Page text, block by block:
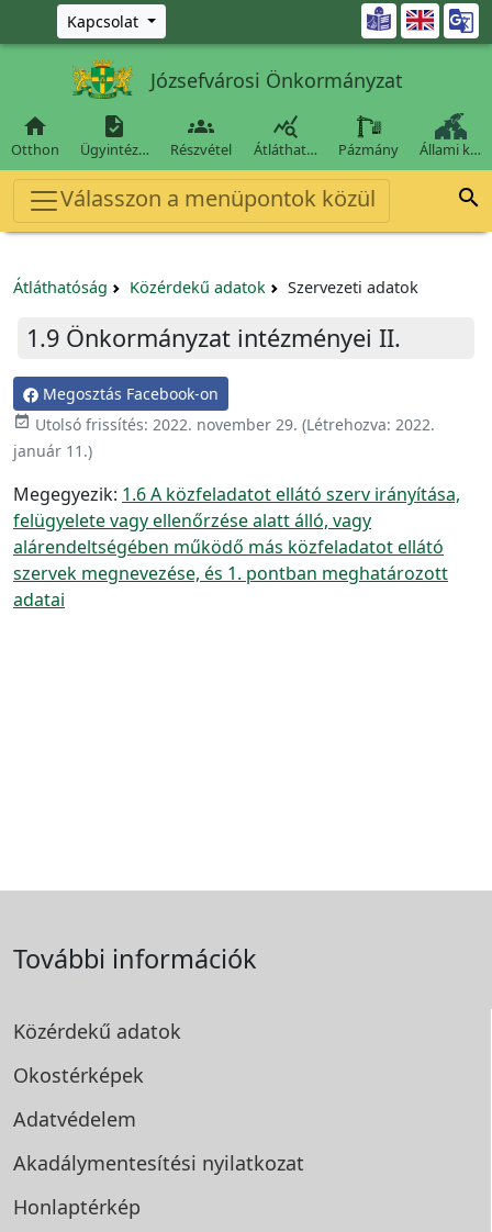
Ugrás a fő tartalomra
Kapcsolat 
Józsefvárosi Önkormányzat

Otthon

Ügyintéz…

Részvétel

Átláthat… Pázmány Állami k…
Válasszon a menüpontok közül 
Átláthatóság Közérdekű adatok Szervezeti adatok
1.9 Önkormányzat intézményei II.
Megosztás Facebook-on
event_available Utolsó frissítés: 2022. november 29. (Létrehozva: 2022.
január 11.)
Megegyezik: 1.6 A közfeladatot ellátó szerv irányítása,
felügyelete vagy ellenőrzése alatt álló, vagy
alárendeltségében működő más közfeladatot ellátó
szervek megnevezése, és 1. pontban meghatározott
adatai
További információk
Közérdekű adatok
Okostérképek
Adatvédelem
Akadálymentesítési nyilatkozat
Honlaptérkép